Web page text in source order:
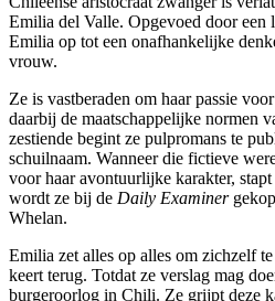
Emilia del Valle. Opgevoed door een
Emilia op tot een onafhankelijke
vrouw.
Ze is vastberaden om haar passie
daarbij de maatschappelijke normen
zestiende begint ze pulpromans te
schuilnaam. Wanneer die fictieve
voor haar avontuurlijke karakter,
wordt ze bij de Daily Examiner
Whelan.
Emilia zet alles op alles om zichzelf
keert terug. Totdat ze verslag mag
burgeroorlog in Chili. Ze grijpt deze